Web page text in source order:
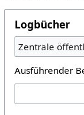
Logbücher
Zentrale
Ausführender